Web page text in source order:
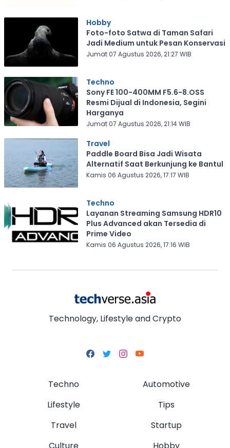
Hobby
Foto-foto Satwa di Taman Safari
Jadi Medium untuk Pesan Konservasi
Jumat 07 Agustus 2026, 21:27 WIB
Techno
Sony FE 100-400MM F5.6-8.OSS
Resmi Dijual di Indonesia, Segini
Harganya
Jumat 07 Agustus 2026, 21:14 WIB
Travel
Paddle Board Bisa Jadi Wisata
Alternatif Saat Berkunjung ke Bantul
Kamis 06 Agustus 2026, 17:17 WIB
Techno
Layanan Streaming Samsung HDR10
Plus Advanced akan Tersedia di
Prime Video
Kamis 06 Agustus 2026, 17:16 WIB
Technology, Lifestyle and Crypto
Techno
Lifestyle
Travel
Automotive
Tips
Startup